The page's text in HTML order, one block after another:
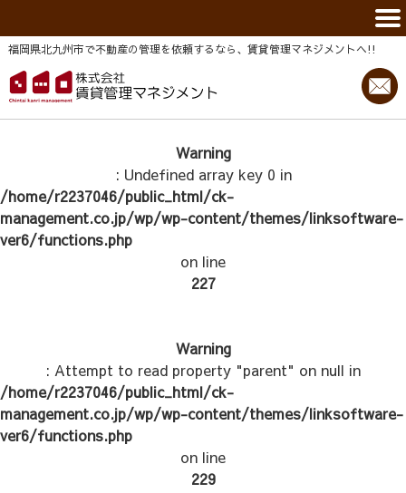
福岡県北九州市で不動産の管理を依頼するなら、賃貸管理マネジメントヘ!!
Warning
: Undefined array key 0 in
/home/r2237046/public_html/ck-
management.co.jp/wp/wp-content/themes/linksoftware-
ver6/functions.php
on line
227
Warning
: Attempt to read property "parent" on null in
/home/r2237046/public_html/ck-
management.co.jp/wp/wp-content/themes/linksoftware-
ver6/functions.php
on line
229